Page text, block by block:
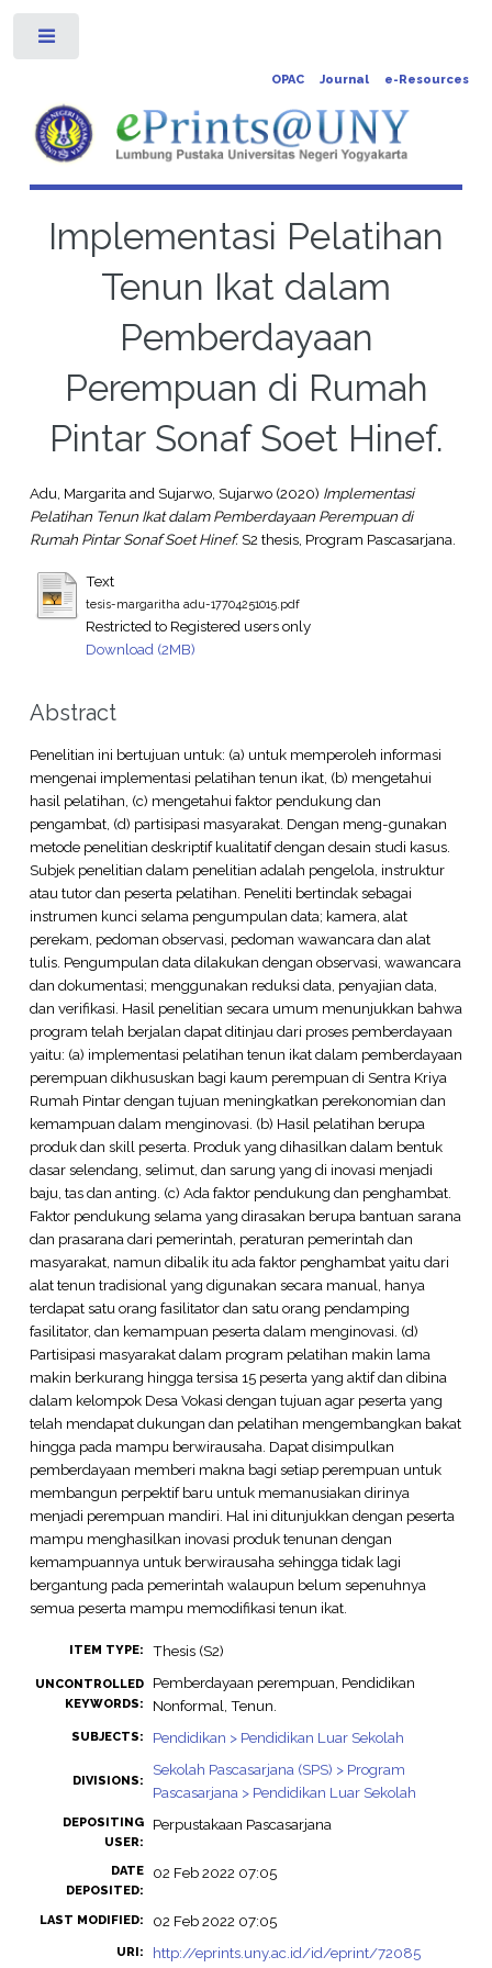
OPAC Journal e-Resources
Implementasi Pelatihan
Tenun Ikat dalam
Pemberdayaan
Perempuan di Rumah
Pintar Sonaf Soet Hinef.
Adu, MargaritaandSujarwo, Sujarwo(2020) Implementasi
Pelatihan Tenun Ikat dalam Pemberdayaan Perempuan di
Rumah Pintar Sonaf Soet Hinef.S2 thesis, Program Pascasarjana.
Text
tesis-margaritha adu-17704251015.pdf
Restricted to Registered users only
Download (2MB)
Abstract
Penelitian ini bertujuan untuk: (a) untuk memperoleh informasi
mengenai implementasi pelatihan tenun ikat, (b) mengetahui
hasil pelatihan, (c) mengetahui faktor pendukung dan
pengambat, (d) partisipasi masyarakat. Dengan meng-gunakan
metode penelitian deskriptif kualitatif dengan desain studi kasus.
Subjek penelitian dalam penelitian adalah pengelola, instruktur
atau tutor dan peserta pelatihan. Peneliti bertindak sebagai
instrumen kunci selama pengumpulan data; kamera, alat
perekam, pedoman observasi, pedoman wawancara dan alat
tulis. Pengumpulan data dilakukan dengan observasi, wawancara
dan dokumentasi; menggunakan reduksi data, penyajian data,
dan verifikasi. Hasil penelitian secara umum menunjukkan bahwa
program telah berjalan dapat ditinjau dari proses pemberdayaan
yaitu: (a) implementasi pelatihan tenun ikat dalam pemberdayaan
perempuan dikhususkan bagi kaum perempuan di Sentra Kriya
Rumah Pintar dengan tujuan meningkatkan perekonomian dan
kemampuan dalam menginovasi. (b) Hasil pelatihan berupa
produk dan skill peserta. Produk yang dihasilkan dalam bentuk
dasar selendang, selimut, dan sarung yang di inovasi menjadi
baju, tas dan anting. (c) Ada faktor pendukung dan penghambat.
Faktor pendukung selama yang dirasakan berupa bantuan sarana
dan prasarana dari pemerintah, peraturan pemerintah dan
masyarakat, namun dibalik itu ada faktor penghambat yaitu dari
alat tenun tradisional yang digunakan secara manual, hanya
terdapat satu orang fasilitator dan satu orang pendamping
fasilitator, dan kemampuan peserta dalam menginovasi. (d)
Partisipasi masyarakat dalam program pelatihan makin lama
makin berkurang hingga tersisa 15 peserta yang aktif dan dibina
dalam kelompok Desa Vokasi dengan tujuan agar peserta yang
telah mendapat dukungan dan pelatihan mengembangkan bakat
hingga pada mampu berwirausaha. Dapat disimpulkan
pemberdayaan memberi makna bagi setiap perempuan untuk
membangun perpektif baru untuk memanusiakan dirinya
menjadi perempuan mandiri. Hal ini ditunjukkan dengan peserta
mampu menghasilkan inovasi produk tenunan dengan
kemampuannya untuk berwirausaha sehingga tidak lagi
bergantung pada pemerintah walaupun belum sepenuhnya
semua peserta mampu memodifikasi tenun ikat.
ITEM TYPE: Thesis (S2)
UNCONTROLLED
KEYWORDS:
Pemberdayaan perempuan, Pendidikan
Nonformal, Tenun.
SUBJECTS: Pendidikan > Pendidikan Luar Sekolah
DIVISIONS:
Sekolah Pascasarjana (SPS) > Program
Pascasarjana > Pendidikan Luar Sekolah
DEPOSITING
USER:
Perpustakaan Pascasarjana
DATE
DEPOSITED:
02 Feb 2022 07:05
LAST MODIFIED: 02 Feb 2022 07:05
URI: http://eprints.uny.ac.id/id/eprint/72085